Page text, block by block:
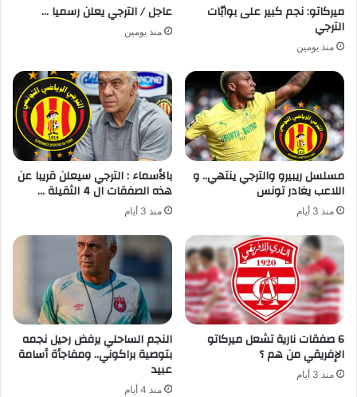
ميركاتو: نجم كبير على بوابّات
الترجي
منذ يومين
عاجل / الترجي يعلن رسميا …
منذ يومين
مسلسل ريبيرو والترجي ينتهي.. و
اللاعب يغادر تونس
منذ 3 أيام
بالأسماء : الترجي سيعلن قريبا عن
هذه الصفقات ال 4 الثقيلة …
منذ 3 أيام
6 صفقات نارية تشعل ميركاتو
الإفريقي من هم ؟
منذ 3 أيام
النجم الساحلي يرفض رحيل نجمه
بتوصية براكوني.. ومفاجأة أسامة
عبيد
منذ 4 أيام